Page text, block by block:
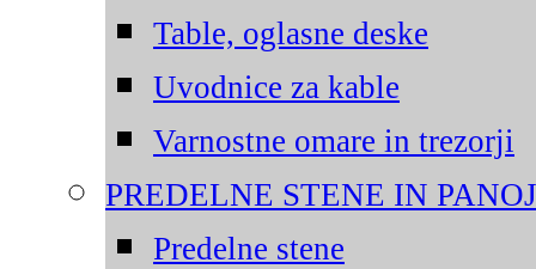
Table, oglasne deske
Uvodnice za kable
Varnostne omare in trezorji
PREDELNE STENE IN
Predelne stene